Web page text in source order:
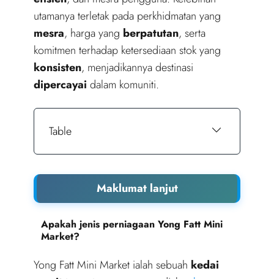
utamanya terletak pada perkhidmatan yang
mesra, harga yang berpatutan, serta
komitmen terhadap ketersediaan stok yang
konsisten, menjadikannya destinasi
dipercayai dalam komuniti.
Table
Maklumat lanjut
Apakah jenis perniagaan Yong Fatt Mini
Market?
Yong Fatt Mini Market ialah sebuah kedai